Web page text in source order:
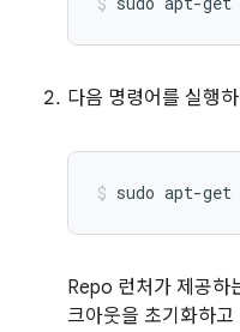
다음 명령어를 실행
sudo apt-get
Repo 런처가 제공하
크아웃을 초기화하